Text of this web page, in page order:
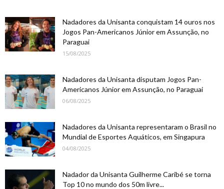
Nadadores da Unisanta conquistam 14 ouros nos
Jogos Pan-Americanos Júnior em Assunção, no
Paraguai
15/08/2025
Nadadores da Unisanta disputam Jogos Pan-
Americanos Júnior em Assunção, no Paraguai
06/08/2025
Nadadores da Unisanta representaram o Brasil no
Mundial de Esportes Aquáticos, em Singapura
04/08/2025
Nadador da Unisanta Guilherme Caribé se torna
Top 10 no mundo dos 50m livre...